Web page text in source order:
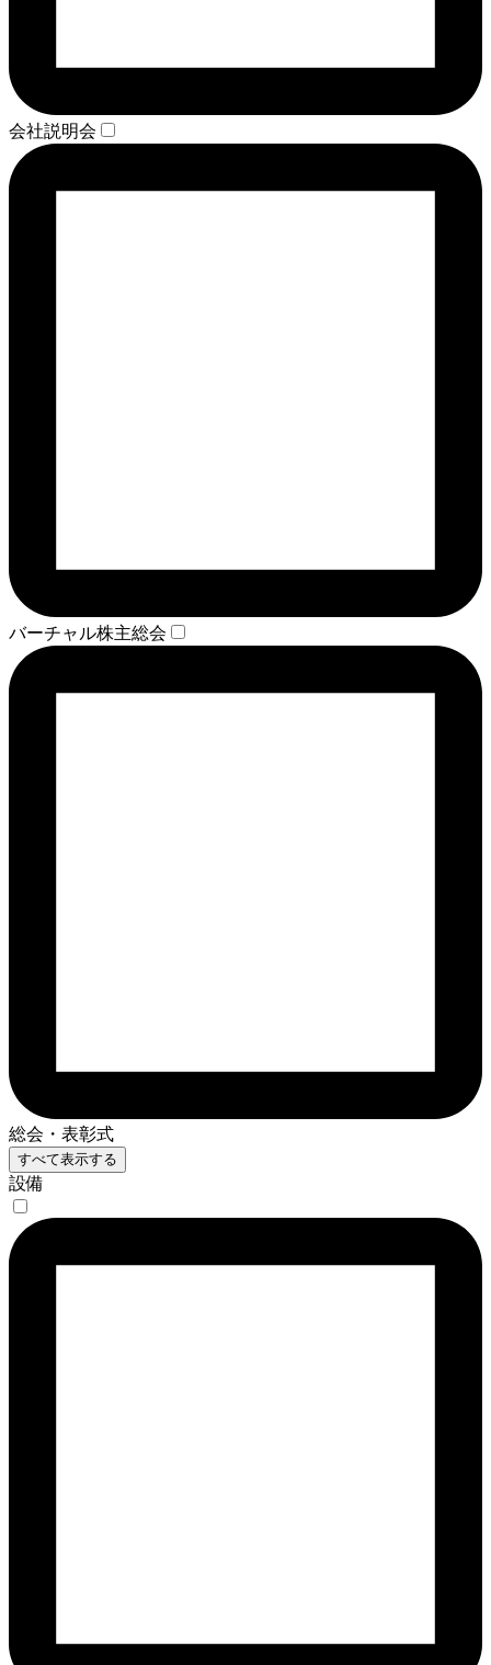
会社説明会
バーチャル株主総会
総会・表彰式
すべて表示する
設備